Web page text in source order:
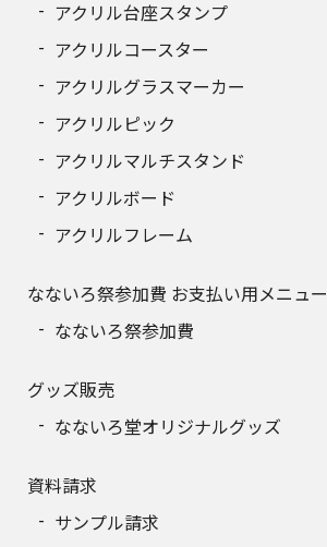
アクリル台座スタンプ
アクリルコースター
アクリルグラスマーカー
アクリルピック
アクリルマルチスタンド
アクリルボード
アクリルフレーム
なないろ祭参加費 お支払い用メニュー
なないろ祭参加費
グッズ販売
なないろ堂オリジナルグッズ
資料請求
サンプル請求